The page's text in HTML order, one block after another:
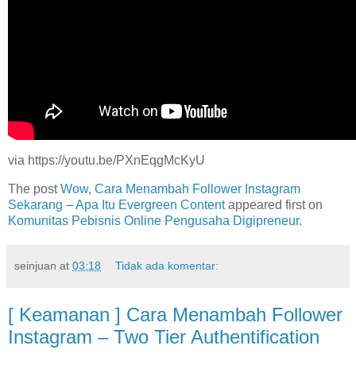
via https://youtu.be/PXnEqgMcKyU
The postWow, Cara Menambah Follower Instagram
Sekarang – Apa Itu Evergreen Contentappeared first on
Komunitas Pebisnis Online Pengusaha Digipreneur.
seinjuan at 03:18 Tidak ada komentar:
[ Keamanan ] Cara Menambah Follower
Instagram – Two Tier Authentification